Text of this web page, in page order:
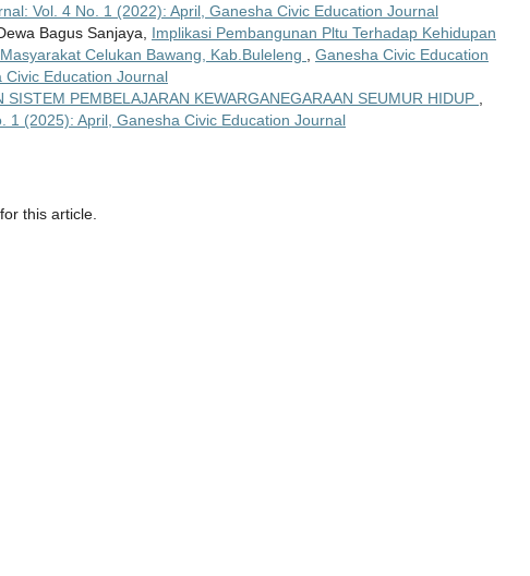
Vol. 4 No. 1 (2022): April, Ganesha Civic Education Journal
Bagus Sanjaya, Implikasi Pembangunan Pltu Terhadap Kehidupan
Celukan Bawang, Kab.Buleleng , Ganesha Civic Education
Education Journal
SISTEM PEMBELAJARAN KEWARGANEGARAAN SEUMUR HIDUP ,
1 (2025): April, Ganesha Civic Education Journal
for this article.